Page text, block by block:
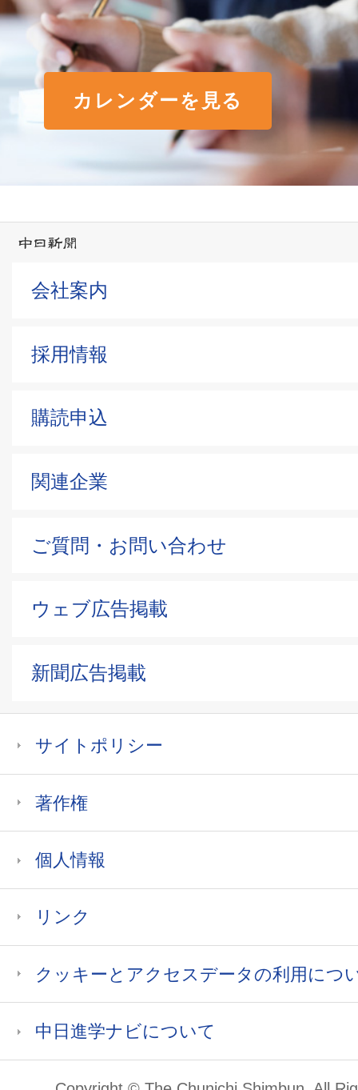
カレンダーを見る
会社案内
採用情報
購読申込
関連企業
ご質問・お問い合わせ
ウェブ広告掲載
新聞広告掲載
サイトポリシー
著作権
個人情報
リンク
クッキーとアクセスデータの利用につ
中日進学ナビについて